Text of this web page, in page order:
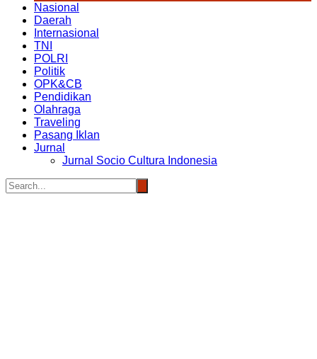
Nasional
Daerah
Internasional
TNI
POLRI
Politik
OPK&CB
Pendidikan
Olahraga
Traveling
Pasang Iklan
Jurnal
Jurnal Socio Cultura Indonesia